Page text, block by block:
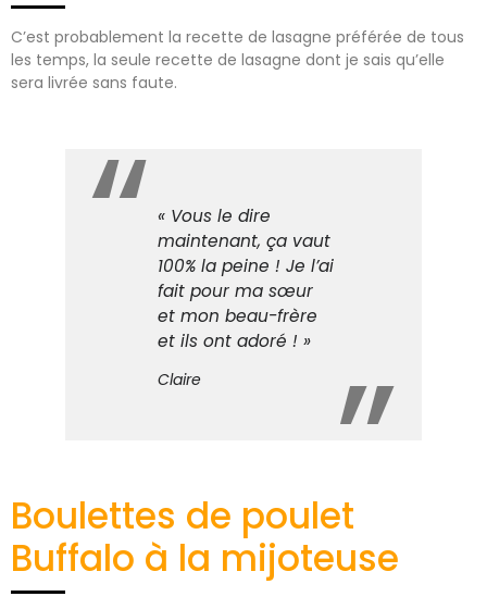
C’est probablement la recette de lasagne préférée de tous
les temps, la seule recette de lasagne dont je sais qu’elle
sera livrée sans faute.
« Vous le dire
maintenant, ça vaut
100% la peine ! Je l’ai
fait pour ma sœur
et mon beau-frère
et ils ont adoré ! »
Claire
Boulettes de poulet
Buffalo à la mijoteuse